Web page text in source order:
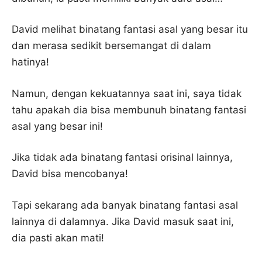
David melihat binatang fantasi asal yang besar itu
dan merasa sedikit bersemangat di dalam
hatinya!
Namun, dengan kekuatannya saat ini, saya tidak
tahu apakah dia bisa membunuh binatang fantasi
asal yang besar ini!
Jika tidak ada binatang fantasi orisinal lainnya,
David bisa mencobanya!
Tapi sekarang ada banyak binatang fantasi asal
lainnya di dalamnya. Jika David masuk saat ini,
dia pasti akan mati!